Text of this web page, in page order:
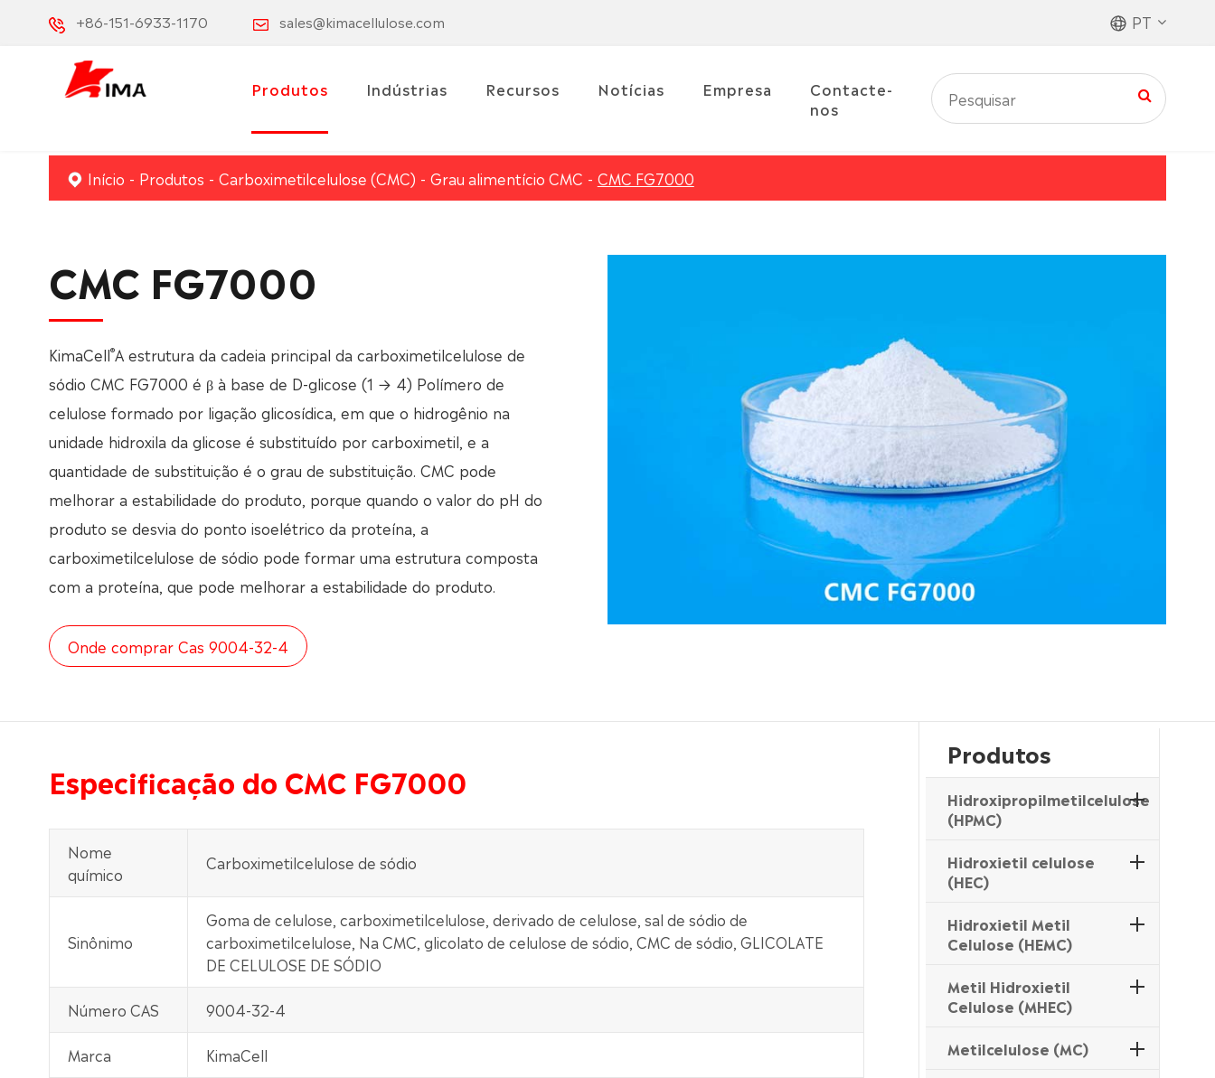
+86-151-6933-1170 sales@kimacellulose.com PT
Produtos Indústrias Recursos Notícias Empresa
Contacte-
nos
Início Produtos Carboximetilcelulose (CMC) Grau alimentício CMC CMC FG7000
CMC FG7000
KimaCell®A estrutura da cadeia principal da carboximetilcelulose de
sódio CMC FG7000 é β à base de D-glicose (1 → 4) Polímero de
celulose formado por ligação glicosídica, em que o hidrogênio na
unidade hidroxila da glicose é substituído por carboximetil, e a
quantidade de substituição é o grau de substituição. CMC pode
melhorar a estabilidade do produto, porque quando o valor do pH do
produto se desvia do ponto isoelétrico da proteína, a
carboximetilcelulose de sódio pode formar uma estrutura composta
com a proteína, que pode melhorar a estabilidade do produto.
Onde comprar Cas 9004-32-4
Especificação do CMC FG7000
Nome
químico
Carboximetilcelulose de sódio
Sinônimo
Goma de celulose, carboximetilcelulose, derivado de celulose, sal de sódio de
carboximetilcelulose, Na CMC, glicolato de celulose de sódio, CMC de sódio, GLICOLATE
DE CELULOSE DE SÓDIO
Número CAS 9004-32-4
Marca KimaCell
Produtos
Hidroxipropilmetilcelulose
(HPMC)
Hidroxietil celulose
(HEC)
Hidroxietil Metil
Celulose (HEMC)
Metil Hidroxietil
Celulose (MHEC)
Metilcelulose (MC)